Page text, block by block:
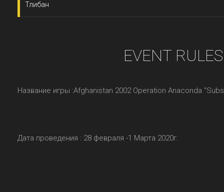
Тлибан
EVENT
Название игры :Afghanistan 2002 Operation Anaconda
Дата проведения : 28 февраля -1 Марта 2020г.